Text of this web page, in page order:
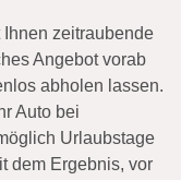
zeitraubende
Angebot vorab
abholen lassen.
Auto bei
Urlaubstage
dem Ergebnis, vor